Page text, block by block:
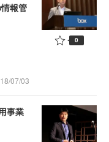
報管
07/03
0
事業